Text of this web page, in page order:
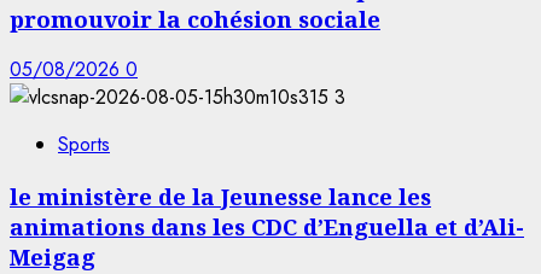
promouvoir la cohésion sociale
05/08/2026 0
3
Sports
le ministère de la Jeunesse lance les
animations dans les CDC d’Enguella et d’Ali-
Meigag